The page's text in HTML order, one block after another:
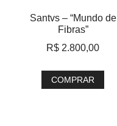
Santvs – “Mundo de
Fibras”
R$ 2.800,00
COMPRAR